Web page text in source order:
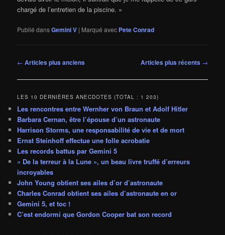
chargé de l’entretien de la piscine. »
Publié dansGemini V | Marqué avec Pete Conrad
Navigation
articles
← Articles plus anciens Articles plus récents →
LES 10 DERNIÈRES ANECDOTES (TOTAL : 1 203)
Les rencontres entre Wernher von Braun et Adolf Hitler
Barbara Cernan, être l’épouse d’un astronaute
Harrison Storms, une responsabilité de vie et de mort
Ernst Steinhoff effectue une folle acrobatie
Les records battus par Gemini 5
« De la terreur à la Lune », un beau livre truffé d’erreurs
incroyables
John Young obtient ses ailes d’or d’astronaute
Charles Conrad obtient ses ailes d’astronaute en or
Gemini 5, et toc !
C’est endormi que Gordon Cooper bat son record